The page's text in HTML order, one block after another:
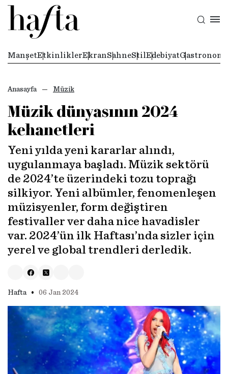
ManşetEtkinliklerEkranSahneStil EdebiyatGastronomi
Anasayfa Müzik
Müzik dünyasının 2024
kehanetleri
Yeni yılda yeni kararlar alındı,
uygulanmaya başladı. Müzik sektörü
de 2024’te üzerindeki tozu toprağı
silkiyor. Yeni albümler, fenomenleşen
müzisyenler, form değiştiren
festivaller ver daha nice havadisler
var. 2024’ün ilk Haftası’nda sizler için
yerel ve global trendleri derledik.
Hafta • 06 Jan 2024